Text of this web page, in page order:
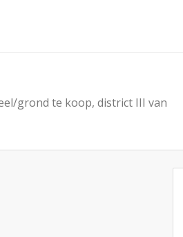
grond te koop, district III van